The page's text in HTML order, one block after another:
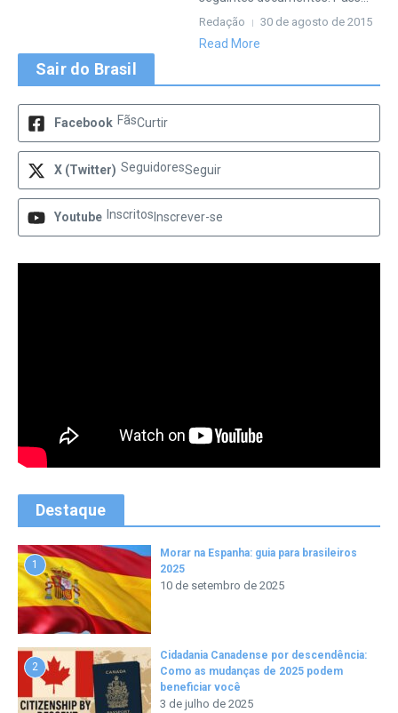
Redação 30 de agosto de 2015
Read More
Sair do Brasil
Facebook FãsCurtir
X (Twitter) SeguidoresSeguir
Youtube Inscritos Inscrever-se
Destaque
1
Morar na Espanha: guia para brasileiros
2025
10 de setembro de 2025
2
Cidadania Canadense por descendência:
Como as mudanças de 2025 podem
beneficiar você
3 de julho de 2025